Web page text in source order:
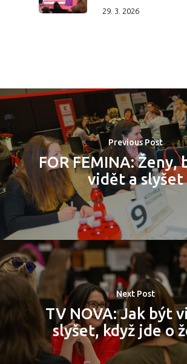
29. 3. 2026
Previous Post
FOR FEMINA: Ženy,
vidět a slyšet
Next Post
TV NOVA: Jak být
slyšet, když jde o